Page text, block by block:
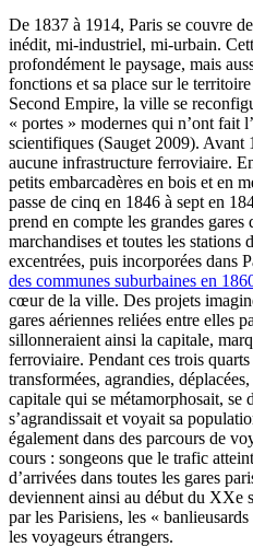
De 1837 à 1914, Paris se couvre
inédit, mi-industriel, mi-urbain.
profondément le paysage, mais
fonctions et sa place sur le
Second Empire, la ville se
« portes » modernes qui n’ont fait
scientifiques (Sauget 2009). Avant
aucune infrastructure ferroviaire.
petits embarcadères en bois et en
passe de cinq en 1846 à sept en
prend en compte les grandes gares
marchandises et toutes les stations
excentrées, puis incorporées dans
des communes suburbaines en
cœur de la ville. Des projets
gares aériennes reliées entre elles
sillonneraient ainsi la capitale,
ferroviaire. Pendant ces trois
transformées, agrandies,
capitale qui se métamorphosait, se
s’agrandissait et voyait sa
également dans des parcours de
cours : songeons que le trafic
d’arrivées dans toutes les gares
deviennent ainsi au début du XXe
par les Parisiens, les «
les voyageurs étrangers.